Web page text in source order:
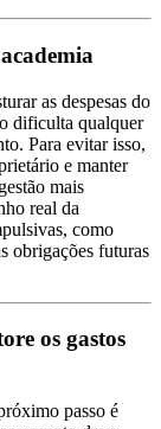
as despesas do
dificulta qualquer
Para evitar isso,
e manter
mais
real da
como
obrigações futuras
os gastos
passo é